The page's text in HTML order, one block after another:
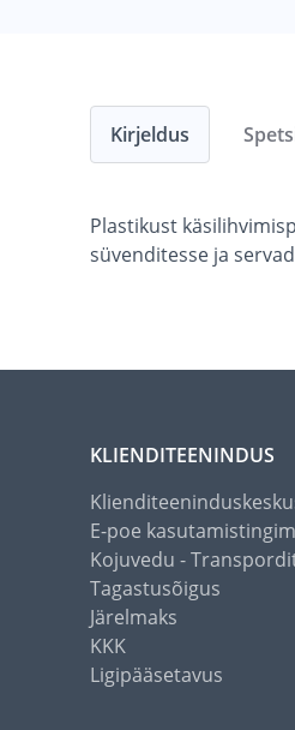
Kirjeldus
Plastikust
süvenditesse ja
KLIENDITEENINDUS
E-poe
Kojuvedu -
Tagastusõigus
Järelmaks
KKK
Ligipääsetavus